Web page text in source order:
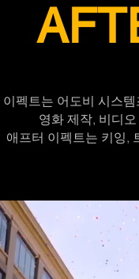
펙트는 어도비 시스
영화 제작, 비디
애프터 이펙트는 키잉,